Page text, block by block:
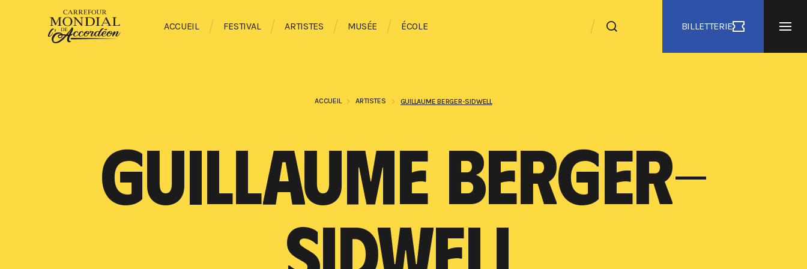
ACCUEIL FESTIVAL ARTISTES MUSÉE ÉCOLE BILLETTERIE
ACCUEIL ARTISTES GUILLAUME BERGER-SIDWELL
GUILLAUME BERGER-
SIDWELL